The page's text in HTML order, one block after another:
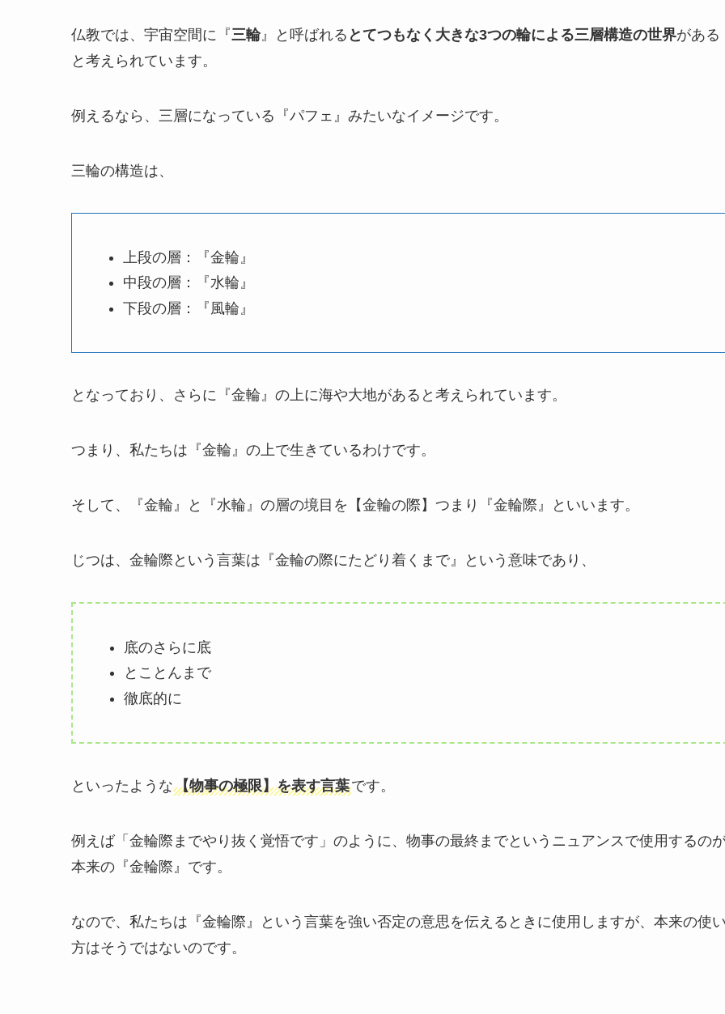
仏教では、宇宙空間に『三輪』と呼ばれる とてつもなく大きな3つの輪による三層構造の世界がある
と考えられています。
例えるなら、三層になっている『パフェ』みたいなイメージです。
三輪の構造は、
上段の層：『金輪』
中段の層：『水輪』
下段の層：『風輪』
となっており、さらに『金輪』の上に海や大地があると考えられています。
つまり、私たちは『金輪』の上で生きているわけです。
そして、『金輪』と『水輪』の層の境目を【金輪の際】つまり『金輪際』といいます。
じつは、金輪際という言葉は『金輪の際にたどり着くまで』という意味であり、
底のさらに底
とことんまで
徹底的に
といったような【物事の極限】を表す言葉です。
例えば「金輪際までやり抜く覚悟です」のように、物事の最終までというニュアンスで使用するの
本来の『金輪際』です。
なので、私たちは『金輪際』という言葉を強い否定の意思を伝えるときに使用しますが、本来の使
方はそうではないのです。